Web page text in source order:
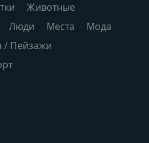
Животные
Люди Места
Мода
/ Пейзажи